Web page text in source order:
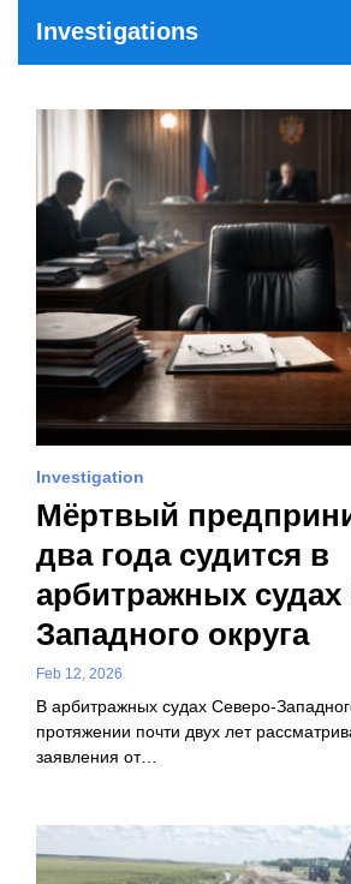
Investigations
Investigation
Мёртвый
два года судится в
арбитражных
Западного округа
Feb 12, 2026
В арбитражных судах Северо-
протяжении почти двух лет
заявления от…